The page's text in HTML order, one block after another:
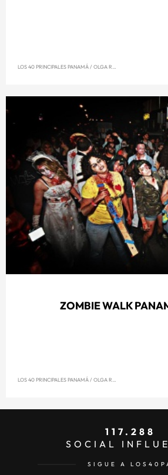
LOS 40 PRINCIPALES PANAMÁ/ OLGA REYNA
ZOMBIE WALK
LOS 40 PRINCIPALES PANAMÁ/ OLGA REYNA
117.288
SOCIAL
SIGUE A